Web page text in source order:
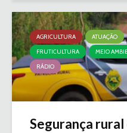
AGRICULTURA ATUAÇÃO
FRUTICULTURA
MEIO
RÁDIO
Segurança rural